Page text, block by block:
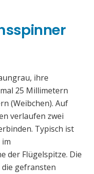
ihre
25 Millimetern
(Weibchen). Auf
verlaufen zwei
Typisch ist
der Flügelspitze. Die
die gefransten